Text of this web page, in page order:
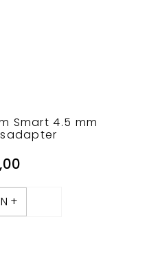
Smart 4.5 mm
+